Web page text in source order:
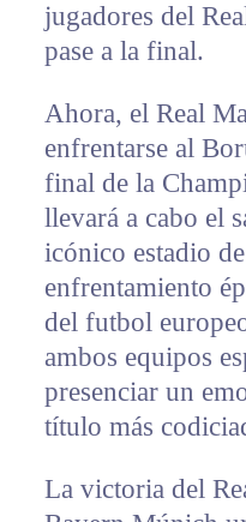
jugadores del
pase a la final.
Ahora, el Real
enfrentarse al
final de la
llevará a cabo el
icónico estadio
enfrentamiento
del futbol
ambos equipos
presenciar un
título más
La victoria del